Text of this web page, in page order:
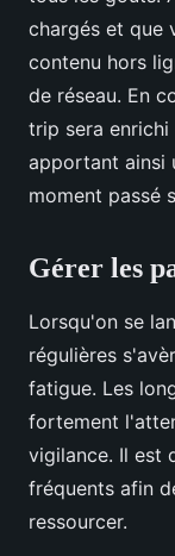
chargés et que
contenu hors
de réseau. En
trip sera
apportant ainsi
moment passé
Gérer les
Lorsqu'on se
régulières
fatigue. Les
fortement
vigilance. Il est
fréquents afin
ressourcer.